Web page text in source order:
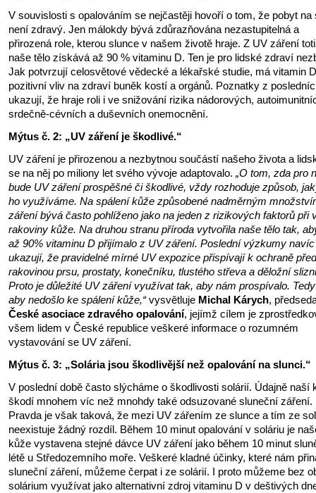
V souvislosti s opalováním se nejčastěji hovoří o tom, že pobyt na
není zdravý. Jen málokdy bývá zdůrazňována nezastupitelná a
přirozená role, kterou slunce v našem životě hraje. Z UV záření
naše tělo získává až 90 % vitaminu D. Ten je pro lidské zdraví
Jak potvrzují celosvětové vědecké a lékařské studie, má vitamin D
pozitivní vliv na zdraví buněk kostí a orgánů. Poznatky z
ukazují, že hraje roli i ve snižování rizika nádorových,
srdečně-cévních a duševních onemocnění.
Mýtus č. 2: „UV záření je škodlivé.“
UV záření je přirozenou a nezbytnou součástí našeho života a
se na něj po miliony let svého vývoje adaptovalo. „O tom, zda pro
bude UV záření prospěšné či škodlivé, vždy rozhoduje způsob,
ho využíváme. Na spálení kůže způsobené nadměrným
záření bývá často pohlíženo jako na jeden z rizikových faktorů při
rakoviny kůže. Na druhou stranu příroda vytvořila naše tělo tak,
až 90% vitaminu D přijímalo z UV záření. Poslední výzkumy navíc
ukazují, že pravidelné mírné UV expozice přispívají k ochraně před
rakovinou prsu, prostaty, konečníku, tlustého střeva a děložní
Proto je důležité UV záření využívat tak, aby nám prospívalo.
aby nedošlo ke spálení kůže,“vysvětluje Michal Kárych,
České asociace zdravého opalování, jejímž cílem je
všem lidem v České republice veškeré informace o rozumném
vystavování se UV záření.
Mýtus č. 3: „Solária jsou škodlivější než opalování na slunci.“
V poslední době často slýcháme o škodlivosti solárií. Údajně naší
škodí mnohem víc než mnohdy také odsuzované sluneční záření.
Pravda je však taková, že mezi UV zářením ze slunce a tím ze
neexistuje žádný rozdíl. Během 10 minut opalování v soláriu je
kůže vystavena stejné dávce UV záření jako během 10 minut
létě u Středozemního moře. Veškeré kladné účinky, které nám
sluneční záření, můžeme čerpat i ze solárií. I proto můžeme bez
solárium využívat jako alternativní zdroj vitaminu D v deštivých